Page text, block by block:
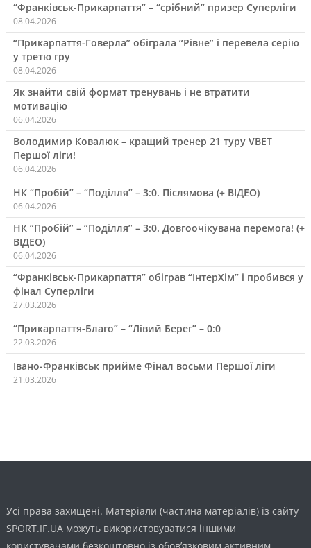
“Франківськ-Прикарпаття” – “срібний” призер Суперліги
08.04.2026
“Прикарпаття-Говерла” обіграла “Рівне” і перевела серію
у третю гру
08.04.2026
Як знайти свій формат тренувань і не втратити
мотивацію
06.04.2026
Володимир Ковалюк – кращий тренер 21 туру VBET
Першої ліги!
06.04.2026
НК “Пробій” – “Поділля” – 3:0. Післямова (+ ВІДЕО)
06.04.2026
НК “Пробій” – “Поділля” – 3:0. Довгоочікувана перемога! (+
ВІДЕО)
06.04.2026
“Франківськ-Прикарпаття” обіграв “ІнтерХім” і пробився у
фінал Суперліги
27.03.2026
“Прикарпаття-Благо” – “Лівий Берег” – 0:0
22.03.2026
Івано-Франківськ прийме Фінал восьми Першої ліги
21.03.2026
Усі права захищені. Матеріали (частина матеріалів) із сайту
SPORT.IF.UA можуть використовуватися іншими